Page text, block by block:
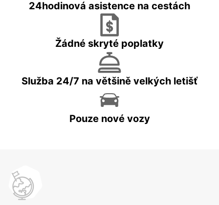
24hodinová asistence na cestách
Žádné skryté poplatky
Služba 24/7 na většině velkých letišť
Pouze nové vozy